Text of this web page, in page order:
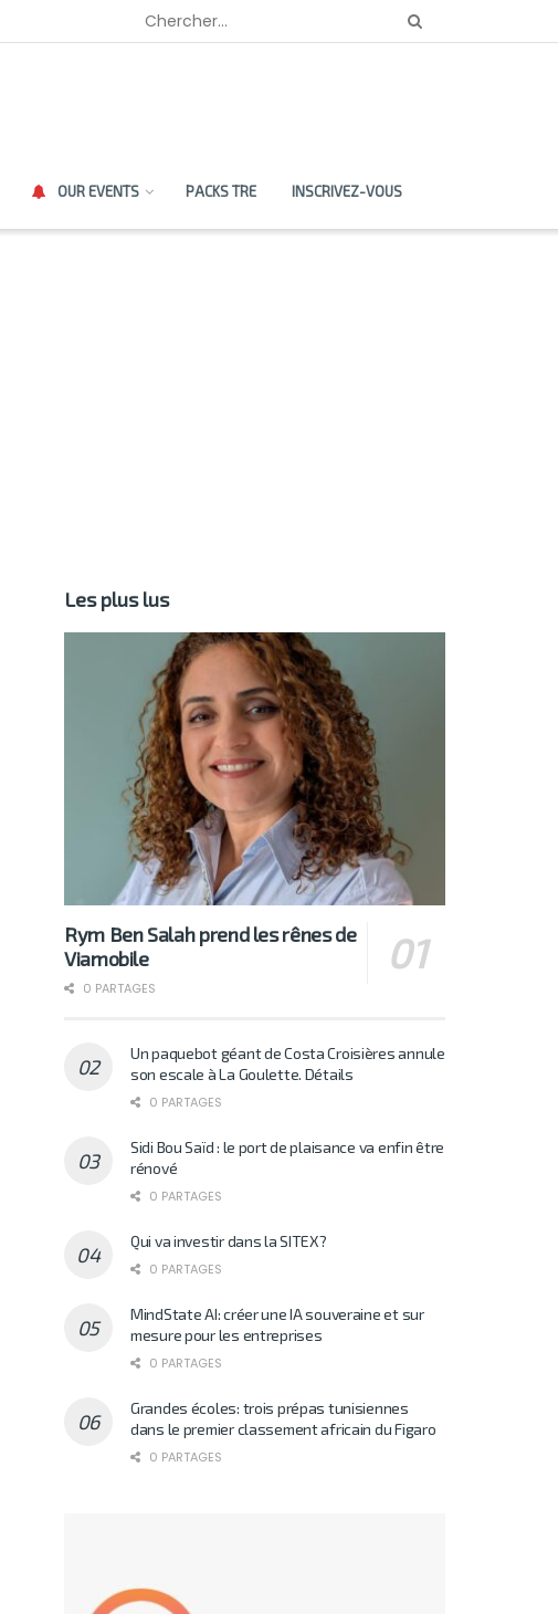
OUR EVENTS PACKS TRE INSCRIVEZ-VOUS
Les plus lus
Rym Ben Salah prend les rênes de
Viamobile
0 PARTAGES
Un paquebot géant de Costa Croisières annule
son escale à La Goulette. Détails
0 PARTAGES
Sidi Bou Saïd : le port de plaisance va enfin être
rénové
0 PARTAGES
Qui va investir dans la SITEX?
0 PARTAGES
MindState AI: créer une IA souveraine et sur
mesure pour les entreprises
0 PARTAGES
Grandes écoles: trois prépas tunisiennes
dans le premier classement africain du Figaro
0 PARTAGES